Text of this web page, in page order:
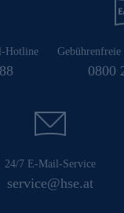
Hotline
0800
24/7 E-Mail-Service
service@hse.at